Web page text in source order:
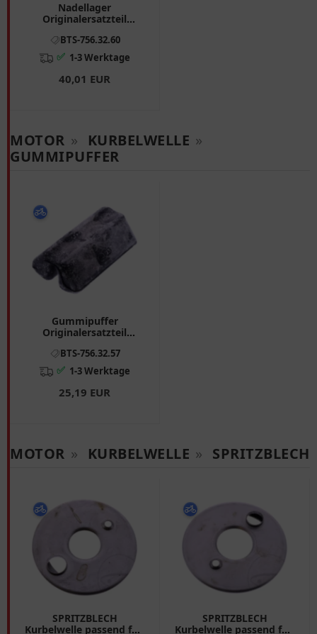
Nadellager
Originalersatzteil
für: BMW K, K1
BTS-756.32.60
✅ 1-3 Werktage
40,01 EUR
MOTOR » KURBELWELLE »
GUMMIPUFFER
Gummipuffer
Originalersatzteil
BTS-756.32.57
✅ 1-3 Werktage
25,19 EUR
MOTOR » KURBELWELLE » SPRITZBLECH
SPRITZBLECH
Kurbelwelle passend für:
SPRITZBLECH
Kurbelwelle passend für: